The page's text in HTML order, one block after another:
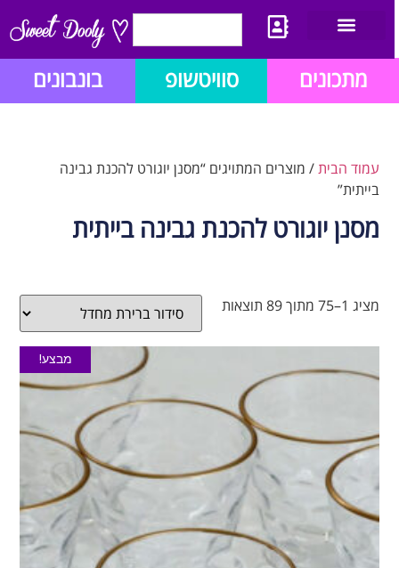
מתכונים סוויטשופ בונבונים
עמוד הבית/ מוצרים המתויגים “מסנן יוגורט להכנת גבינה
בייתית”
מסנן יוגורט להכנת גבינה בייתית
מציג 1–75 מתוך 89 תוצאות
מבצע!